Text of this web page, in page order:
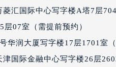
前预约）
提前预约）
提前预约）
汇国际中心写字楼A塔7层
07室（需提前预约）
华润大厦写字楼17层1701室（
国际金融中心写字楼26层